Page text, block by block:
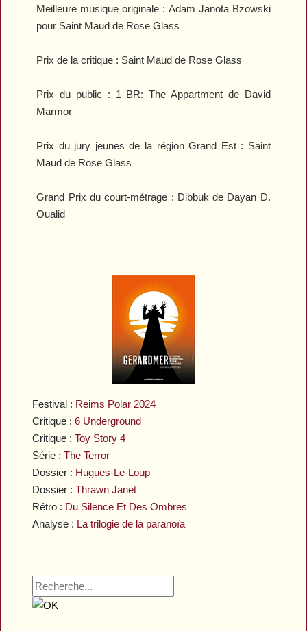
Festival : Reims Polar 2024
Critique :6 Underground
Critique :Toy Story 4
Série :The Terror
Dossier : Hugues-Le-Loup
Dossier :Thrawn Janet
Rétro : Du Silence Et Des Ombres
Analyse : La trilogie de la paranoïa
Meilleure musique originale : Adam Janota Bzowski
pour Saint Maud de Rose Glass
Prix de la critique : Saint Maud de Rose Glass
Prix du public : 1 BR: The Appartment de David
Marmor
Prix du jury jeunes de la région Grand Est : Saint
Maud de Rose Glass
Grand Prix du court-métrage : Dibbuk de Dayan D.
Oualid